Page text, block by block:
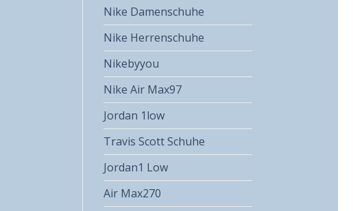
Nike Damenschuhe
Nike Herrenschuhe
Nikebyyou
Nike Air Max97
Jordan 1low
Travis Scott Schuhe
Jordan1 Low
Air Max270